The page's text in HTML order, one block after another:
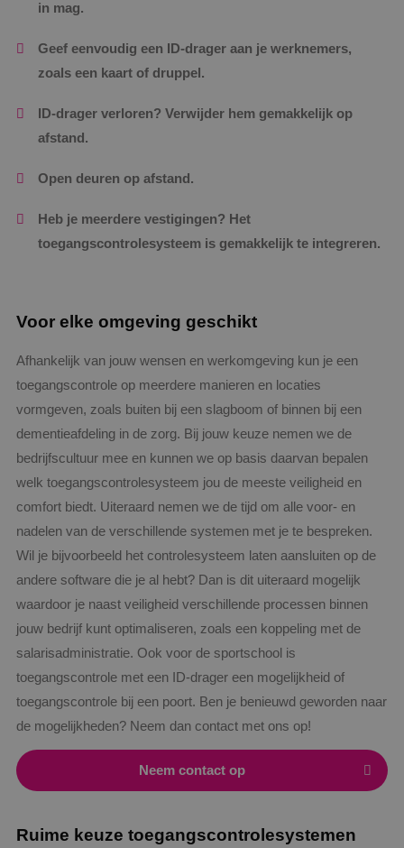
in mag.
Geef eenvoudig een ID-drager aan je werknemers,
zoals een kaart of druppel.
ID-drager verloren? Verwijder hem gemakkelijk op
afstand.
Open deuren op afstand.
Heb je meerdere vestigingen? Het
toegangscontrolesysteem is gemakkelijk te integreren.
Voor elke omgeving geschikt
Afhankelijk van jouw wensen en werkomgeving kun je een
toegangscontrole op meerdere manieren en locaties
vormgeven, zoals buiten bij een slagboom of binnen bij een
dementieafdeling in de zorg. Bij jouw keuze nemen we de
bedrijfscultuur mee en kunnen we op basis daarvan bepalen
welk toegangscontrolesysteem jou de meeste veiligheid en
comfort biedt. Uiteraard nemen we de tijd om alle voor- en
nadelen van de verschillende systemen met je te bespreken.
Wil je bijvoorbeeld het controlesysteem laten aansluiten op de
andere software die je al hebt? Dan is dit uiteraard mogelijk
waardoor je naast veiligheid verschillende processen binnen
jouw bedrijf kunt optimaliseren, zoals een koppeling met de
salarisadministratie. Ook voor de sportschool is
toegangscontrole met een ID-drager een mogelijkheid of
toegangscontrole bij een poort. Ben je benieuwd geworden naar
de mogelijkheden? Neem dan contact met ons op!
Neem contact op
Ruime keuze toegangscontrolesystemen